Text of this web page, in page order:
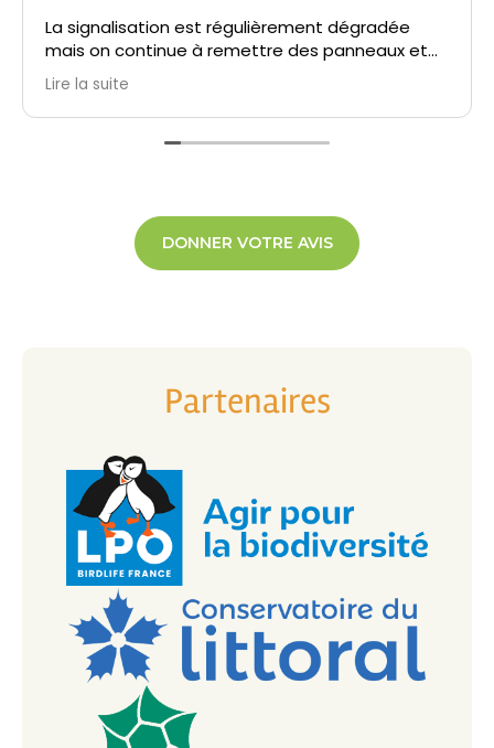
La signalisation est régulièrement dégradée
mais on continue à remettre des panneaux et
des balisages fragiles et trop petits.
La bonne excuse pour que de nombreuses
personnes ne respectent pas l'obligation de
notamment à Bellevue.
Et n'allez pas leur demander de faire preuve de
un ton agréable, plutôt porté sur la pédagogie
et la bienveillance, rien à faire, la grossièreté des
ne vont certainement pas se rabaisser a le
reconnaître.
C'est vraiment dommage car le site est très
beau et peut être très calme ce qui est rare.
Réponse a côté de la plaque : lisez les avis,
certains disent qu'on peut y pêcher. D'ailleurs ça
pêche a beaucoup d'endroits entre le Château
et la Brande, parfois derrière le golf. Le vivre
ensemble c'est respecter les règles ce que
beaucoup ne semblent pas avoir compris quand
Lire la suite
DONNER VOTRE AVIS
Partenaires